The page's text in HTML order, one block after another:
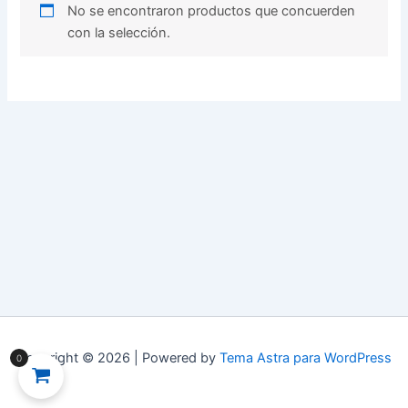
No se encontraron productos que concuerden
con la selección.
Copyright © 2026 | Powered by Tema Astra para WordPress
0